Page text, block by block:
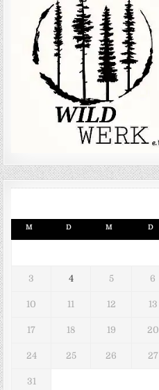
M D M D
3 4 5 6
10 11 12 13
17 18 19 20
24 25 26 27
31